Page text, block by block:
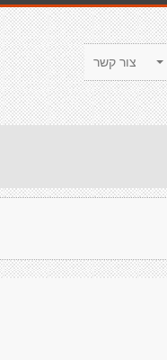
צור קשר